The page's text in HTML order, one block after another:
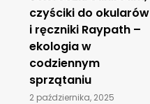
czyściki do okularów
i ręczniki Raypath –
ekologia w
codziennym
sprzątaniu
2 października, 2025